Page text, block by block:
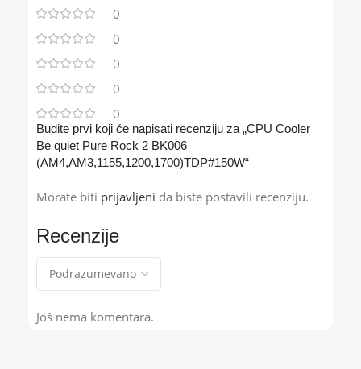
0
0
0
0
0
Recenzije
Još nema komentara.
Budite prvi koji će napisati recenziju za „CPU Cooler
Be quiet Pure Rock 2 BK006
(AM4,AM3,1155,1200,1700)TDP#150W“
Morate biti prijavljeni da biste postavili recenziju.